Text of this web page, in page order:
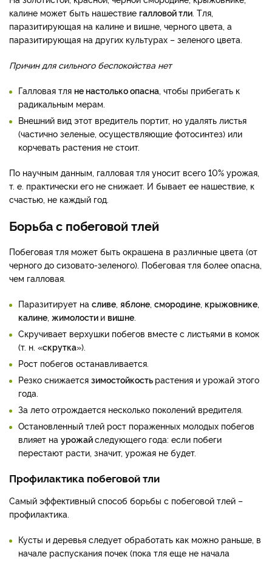
калине может быть нашествие галловой тли . Тля,
паразитирующая на калине и вишне, черного цвета, а
паразитирующая на других культурах – зеленого цвета.
Причин для сильного беспокойства нет
Галловая тля не настолько опасна , чтобы прибегать к
радикальным мерам.
Внешний вид этот вредитель портит, но удалять листья
(частично зеленые, осуществляющие фотосинтез) или
корчевать растения не стоит.
По научным данным, галловая тля уносит всего 10% урожая,
т. е. практически его не снижает. И бывает ее нашествие, к
счастью, не каждый год.
Борьба с побеговой тлей
Побеговая тля может быть окрашена в различные цвета (от
черного до сизовато-зеленого). Побеговая тля более опасна,
чем галловая.
Паразитирует на сливе яблоне смородине крыжовнике
калине жимолости и вишне
Скручивает верхушки побегов вместе с листьями в комок
(т. н. «скрутка»).
Рост побегов останавливается.
Резко снижается зимостойкость растения и урожай этого
года.
За лето отрождается несколько поколений вредителя.
Остановленный тлей рост пораженных молодых побегов
влияет на урожайследующего года: если побеги
перестают расти, значит, урожая не будет.
Профилактика побеговой тли
Самый эффективный способ борьбы с побеговой тлей –
профилактика.
Кусты и деревья следует обработать как можно раньше, в
начале распускания почек (пока тля еще не начала